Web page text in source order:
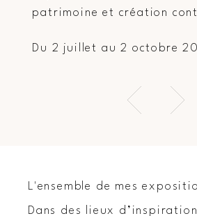
Du 2 juillet au 2 octobre
patrimoine et création
L'ensemble de mes
Dans des lieux